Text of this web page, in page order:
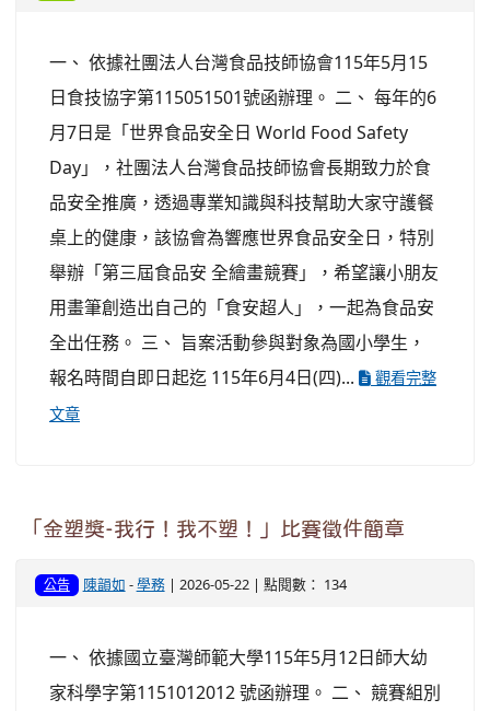
一、 依據社團法人台灣食品技師協會115年5月15
日食技協字第115051501號函辦理。 二、 每年的6
月7日是「世界食品安全日 World Food Safety
Day」，社團法人台灣食品技師協會長期致力於食
品安全推廣，透過專業知識與科技幫助大家守護餐
桌上的健康，該協會為響應世界食品安全日，特別
舉辦「第三屆食品安 全繪畫競賽」，希望讓小朋友
用畫筆創造出自己的「食安超人」，一起為食品安
全出任務。 三、 旨案活動參與對象為國小學生，
報名時間自即日起迄 115年6月4日(四)...
觀看完整
文章
「金塑獎-我行！我不塑！」比賽徵件簡章
公告 陳韻如 -學務| 2026-05-22 | 點閱數： 134
一、 依據國立臺灣師範大學115年5月12日師大幼
家科學字第1151012012 號函辦理。 二、 競賽組別